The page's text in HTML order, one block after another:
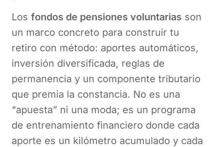
Los fondos de pensiones voluntarias son
un marco concreto para construir tu
retiro con método: aportes automáticos,
inversión diversificada, reglas de
permanencia y un componente tributario
que premia la constancia. No es una
“apuesta” ni una moda; es un programa
de entrenamiento financiero donde cada
aporte es un kilómetro acumulado y cada